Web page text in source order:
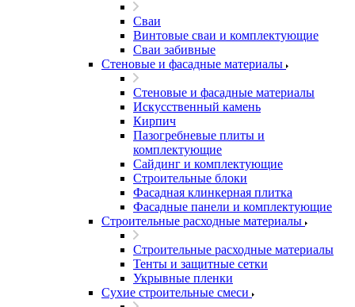
Сваи
Винтовые сваи и комплектующие
Сваи забивные
Стеновые и фасадные материалы
Стеновые и фасадные материалы
Искусственный камень
Кирпич
Пазогребневые плиты и
комплектующие
Сайдинг и комплектующие
Строительные блоки
Фасадная клинкерная плитка
Фасадные панели и комплектующие
Строительные расходные материалы
Строительные расходные материалы
Тенты и защитные сетки
Укрывные пленки
Сухие строительные смеси